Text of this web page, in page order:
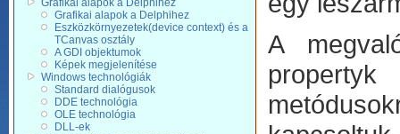
Grafikai alapok a Delphihez
Grafikai alapok a Delphihez
Eszközkörnyezetek(device context) és a
TCanvas osztály
A GDI objektumok
Képek megjelenítése
Windows technológiák
Standard dialógusok
DDE technológia
OLE technológia
DLL-ek
A